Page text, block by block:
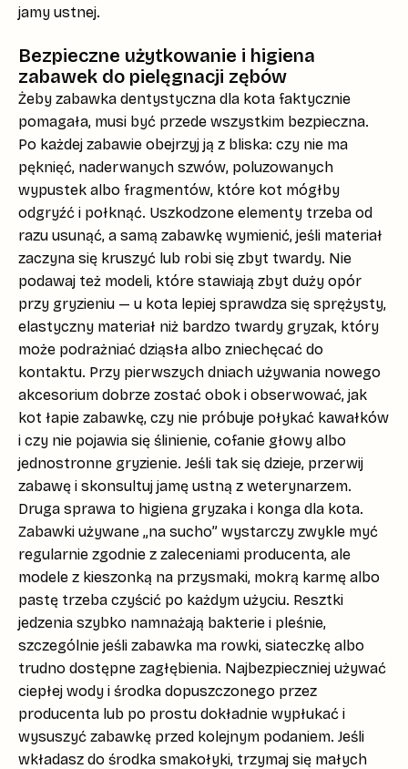
jamy ustnej.
Bezpieczne użytkowanie i higiena
zabawek do pielęgnacji zębów
Żeby zabawka dentystyczna dla kota faktycznie
pomagała, musi być przede wszystkim bezpieczna.
Po każdej zabawie obejrzyj ją z bliska: czy nie ma
pęknięć, naderwanych szwów, poluzowanych
wypustek albo fragmentów, które kot mógłby
odgryźć i połknąć. Uszkodzone elementy trzeba od
razu usunąć, a samą zabawkę wymienić, jeśli materiał
zaczyna się kruszyć lub robi się zbyt twardy. Nie
podawaj też modeli, które stawiają zbyt duży opór
przy gryzieniu — u kota lepiej sprawdza się sprężysty,
elastyczny materiał niż bardzo twardy gryzak, który
może podrażniać dziąsła albo zniechęcać do
kontaktu. Przy pierwszych dniach używania nowego
akcesorium dobrze zostać obok i obserwować, jak
kot łapie zabawkę, czy nie próbuje połykać kawałków
i czy nie pojawia się ślinienie, cofanie głowy albo
jednostronne gryzienie. Jeśli tak się dzieje, przerwij
zabawę i skonsultuj jamę ustną z weterynarzem.
Druga sprawa to higiena gryzaka i konga dla kota.
Zabawki używane „na sucho” wystarczy zwykle myć
regularnie zgodnie z zaleceniami producenta, ale
modele z kieszonką na przysmaki, mokrą karmę albo
pastę trzeba czyścić po każdym użyciu. Resztki
jedzenia szybko namnażają bakterie i pleśnie,
szczególnie jeśli zabawka ma rowki, siateczkę albo
trudno dostępne zagłębienia. Najbezpieczniej używać
ciepłej wody i środka dopuszczonego przez
producenta lub po prostu dokładnie wypłukać i
wysuszyć zabawkę przed kolejnym podaniem. Jeśli
wkładasz do środka smakołyki, trzymaj się małych